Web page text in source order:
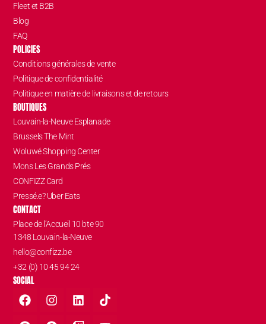
Fleet et B2B
Blog
FAQ
POLICIES
Conditions générales de vente
Politique de confidentialité
Politique en matière de livraisons et de retours
BOUTIQUES
Louvain-la-Neuve Esplanade
Brussels The Mint
Woluwé Shopping Center
Mons Les Grands Prés
CONFIZZ Card
Pressé.e? Uber Eats
CONTACT
Place de l’Accueil 10 bte 90
1348 Louvain-la-Neuve
hello@confizz.be
+32 (0) 10 45 94 24
SOCIAL